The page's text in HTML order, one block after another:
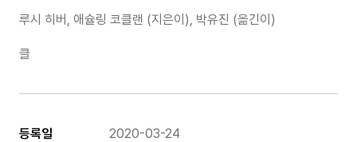
루시 히버, 애슐링 코클랜 (지은이), 박유진 (옮긴이)
클
등록일
2020-03-24